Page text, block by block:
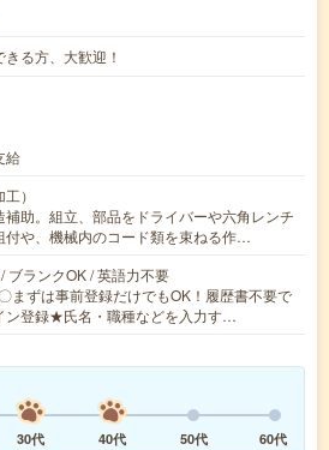
る方、大歓迎！
給
）
補助。組立、部品をドライバーや六角レンチ
付や、機械内のコード類を束ねる作…
ブランクOK / 英語力不要
まずは事前登録だけでもOK！履歴書不要で
ン登録★氏名・職種などを入力す…
30代 40代 50代 60代